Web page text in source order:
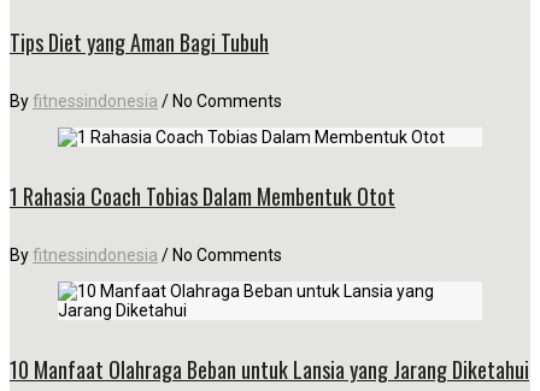
Tips Diet yang Aman Bagi Tubuh
Byfitnessindonesia / No Comments
1 Rahasia Coach Tobias Dalam Membentuk Otot
Byfitnessindonesia / No Comments
10 Manfaat Olahraga Beban untuk Lansia yang Jarang Diketahui